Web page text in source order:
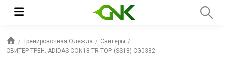
Тренировочная Одежда
Свитеры
СВИТЕР ТРЕН. ADIDAS CON18 TR TOP (SS18) CG0382